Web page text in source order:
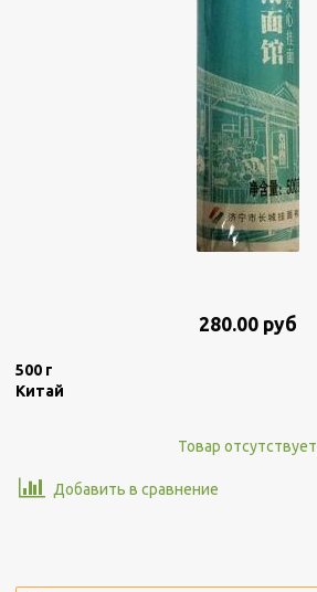
280.00 руб
500 г
Китай
Товар отсутствует
Добавить в сравнение